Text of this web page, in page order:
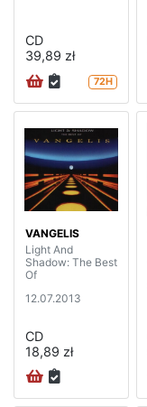
CD
39,89 zł
72H
VANGELIS
Light And
Shadow: The Best
Of
12.07.2013
CD
18,89 zł